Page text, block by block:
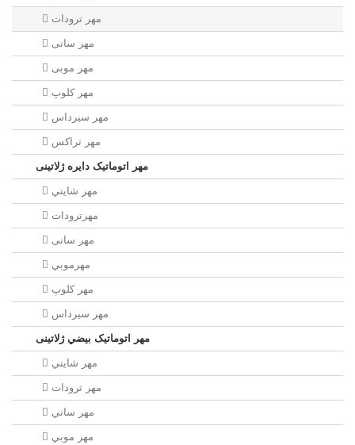
مهر ترودات
مهر سانی
مهر موبی
مهر كلوپ
مهر سيرداس
مهر تراکس
مهر اتوماتیک دايره ژلاتینی
مهر شايني
مهرترودات
مهر سانی
مهرموبي
مهر كلوپ
مهر سيرداس
مهر اتوماتیک بيضي ژلاتینی
مهر شايني
مهر ترودات
مهر ساني
مهر موبي